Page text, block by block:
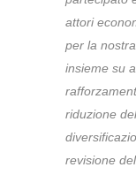
attori
per la
insieme su
riduzione
revisione